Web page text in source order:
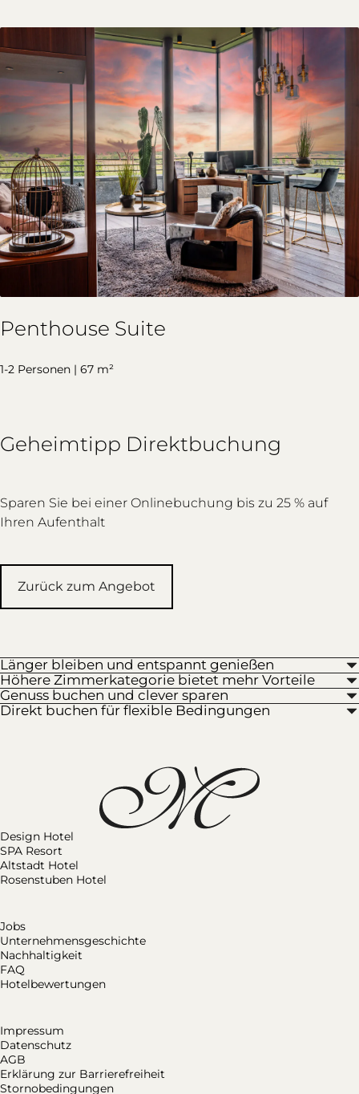
Penthouse Suite
1-2 Personen | 67 m²
Geheimtipp Direktbuchung
Sparen Sie bei einer Onlinebuchung bis zu 25 % auf
Ihren Aufenthalt
Zurück zum Angebot
Länger bleiben und entspannt genießen
Höhere Zimmerkategorie bietet mehr Vorteile
Genuss buchen und clever sparen
Direkt buchen für flexible Bedingungen
Design Hotel
SPA Resort
Altstadt Hotel
Rosenstuben Hotel
Jobs
Unternehmensgeschichte
Nachhaltigkeit
FAQ
Hotelbewertungen
Impressum
Datenschutz
AGB
Erklärung zur Barrierefreiheit
Stornobedingungen